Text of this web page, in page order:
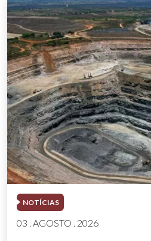
NOTÍCIAS
03 . AGOSTO . 2026